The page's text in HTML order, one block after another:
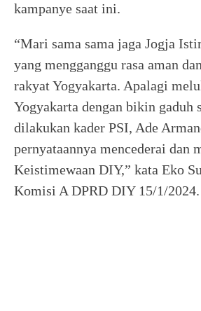
kampanye saat ini.
“Mari sama sama jaga Jogja
yang mengganggu rasa aman
rakyat Yogyakarta. Apalagi
Yogyakarta dengan bikin gaduh
dilakukan kader PSI, Ade
pernyataannya mencederai dan
Keistimewaan DIY,” kata Eko
Komisi A DPRD DIY 15/1/2024.